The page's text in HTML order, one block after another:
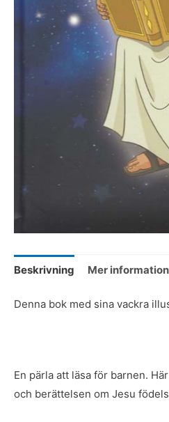
Beskrivning Mer information
Denna bok med sina vackra
En pärla att läsa för barnen.
och berättelsen om Jesu